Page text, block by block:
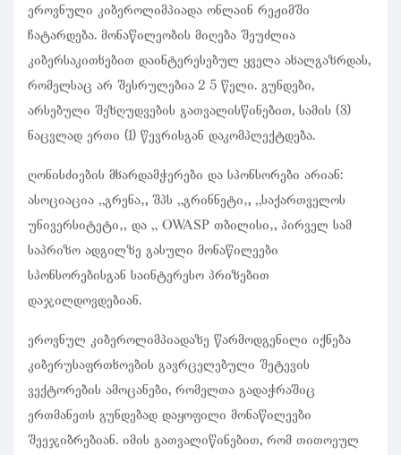
ეროვნული კიბეროლიმპიადა ონლაინ რეჟიმში
ჩატარდება. მონაწილეობის მიღება შეუძლია
კიბერსაკითხებით დაინტერესებულ ყველა ახალგაზრდას,
რომელსაც არ შესრულებია 2 5 წელი. გუნდები,
არსებული შეზღუდვების გათვალისწინებით, სამის (3)
ნაცვლად ერთი (1) წევრისგან დაკომპლექტდება.
ღონისძიების მხარდამჭერები და სპონსორები არიან:
ასოციაცია „გრენა“, შპს „გრინნეტი“, „საქართველოს
უნივერსიტეტი“ და „ OWASP თბილისი“. პირველ სამ
საპრიზო ადგილზე გასული მონაწილეები
სპონსორებისგან საინტერესო პრიზებით
დაჯილდოვდებიან.
ეროვნულ კიბეროლიმპიადაზე წარმოდგენილი იქნება
კიბერუსაფრთხოების გავრცელებული შეტევის
ვექტორების ამოცანები, რომელთა გადაჭრაშიც
ერთმანეთს გუნდებად დაყოფილი მონაწილეები
შეეჯიბრებიან. იმის გათვალიწინებით, რომ თითოეულ